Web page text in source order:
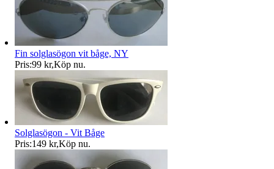
Fin solglasögon vit båge, NY
Pris:99 kr,Köp nu.
Solglasögon - Vit Båge
Pris:149 kr,Köp nu.